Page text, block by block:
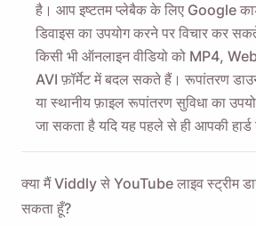
है। आप इष्टतम प्लेबैक के लिए Google
डिवाइस का उपयोग करने पर विचार कर
किसी भी ऑनलाइन वीडियो को MP4,
AVI फ़ॉर्मेट में बदल सकते हैं। रूपांतरण
या स्थानीय फ़ाइल रूपांतरण सुविधा का
जा सकता है यदि यह पहले से ही आपकी हार्ड
क्या मैं Viddly से YouTube लाइव स्ट्रीम
सकता हूँ?